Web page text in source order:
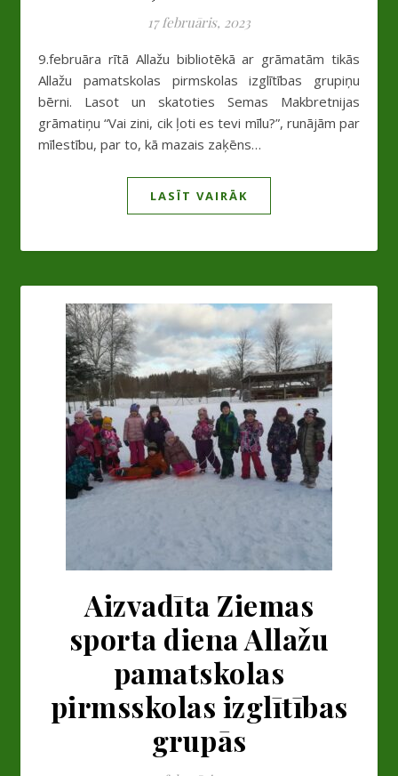
17 februāris, 2023
9.februāra rītā Allažu bibliotēkā ar grāmatām tikās
Allažu pamatskolas pirmskolas izglītības grupiņu
bērni. Lasot un skatoties Semas Makbretnijas
grāmatiņu “Vai zini, cik ļoti es tevi mīlu?”, runājām par
mīlestību, par to, kā mazais zaķēns…
LASĪT VAIRĀK
Aizvadīta Ziemas
sporta diena Allažu
pamatskolas
pirmsskolas izglītības
grupās